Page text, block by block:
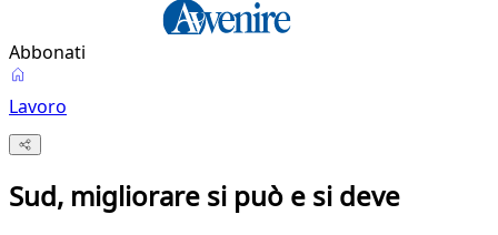
Abbonati
Lavoro
Sud, migliorare si può e si deve